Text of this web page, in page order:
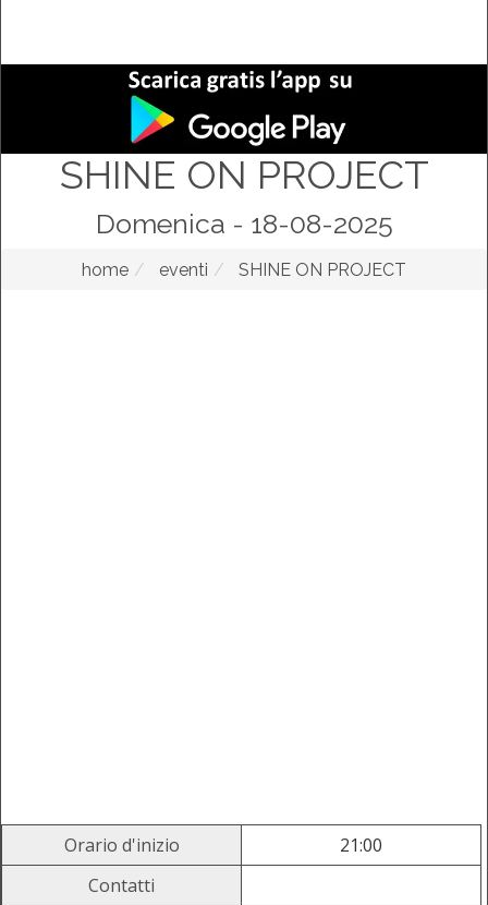
SHINE ON PROJECT
Domenica - 18-08-2025
home eventi SHINE ON PROJECT
Orario d'inizio
21:00
Contatti